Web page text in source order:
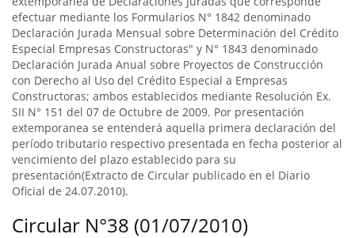
efectuar mediante los Formularios N° 1842 denominado
Declaración Jurada Mensual sobre Determinación del Crédito
Especial Empresas Constructoras" y N° 1843 denominado
Declaración Jurada Anual sobre Proyectos de Construcción
con Derecho al Uso del Crédito Especial a Empresas
Constructoras; ambos establecidos mediante Resolución Ex.
SII N° 151 del 07 de Octubre de 2009. Por presentación
extemporanea se entenderá aquella primera declaración del
período tributario respectivo presentada en fecha posterior al
vencimiento del plazo establecido para su
presentación(Extracto de Circular publicado en el Diario
Oficial de 24.07.2010).
Circular N°38 (01/07/2010)